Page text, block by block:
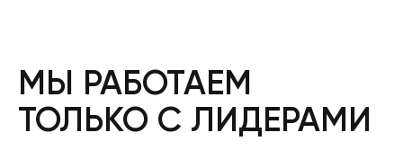
МЫ РАБОТАЕМ
ТОЛЬКО С ЛИДЕРАМИ